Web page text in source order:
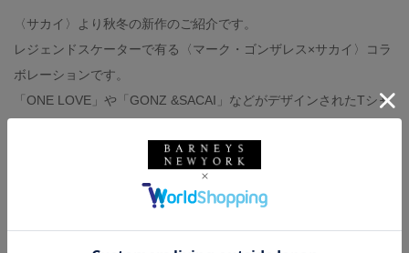
〈サカイ〉より秋冬の新作のご紹介です。
レジェンドスケーターで有る〈マーク・ゴンザレス×サカイ〉コラ
ボレーションです。
「ONE LOVE」や「GONZ &SACAI」などがデザインされたTシャ
tops:SACAI（BLACK サイズ1）